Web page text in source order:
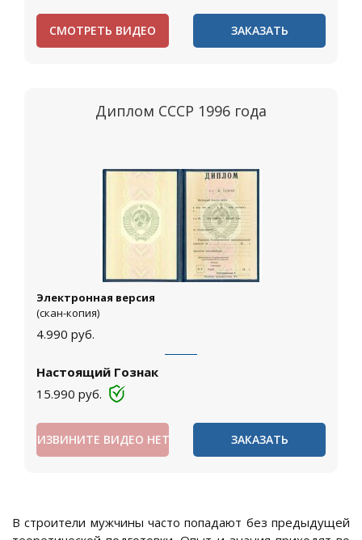
СМОТРЕТЬ ВИДЕО ЗАКАЗАТЬ
Диплом СССР 1996 года
Электронная версия
(скан-копия)
4.990 руб.
Настоящий Гознак
15.990 руб.
ИЗВИНИТЕ ВИДЕО НЕТ ЗАКАЗАТЬ
В строители мужчины часто попадают без предыдущей